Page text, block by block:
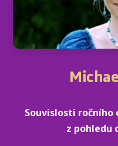
Souvislosti ročního
z pohledu